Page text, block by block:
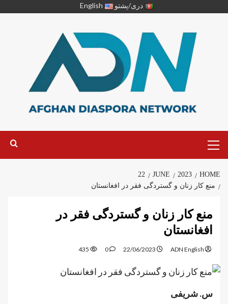
دری/پشتو English
HOME
2023
JUNE
22
منع کار زنان و گستردگی فقر در افغانستان
منع کار زنان و گستردگی فقر در
افغانستان
ADN English
22/06/2023
0
435
س. شریفی